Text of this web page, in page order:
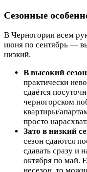
Сезонные
В Черногории всем
июня по сентябрь —
низкий.
В высокий сезон
практически
сдаётся
черногорском
квартиры/
просто нарасхват.
Зато в низкий
сезон сдаются
сдавать сразу и
октября по май.